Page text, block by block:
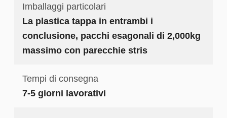
Imballaggi particolari
La plastica tappa in entrambi i
conclusione, pacchi esagonali di 2,000kg
massimo con parecchie stris
Tempi di consegna
7-5 giorni lavorativi